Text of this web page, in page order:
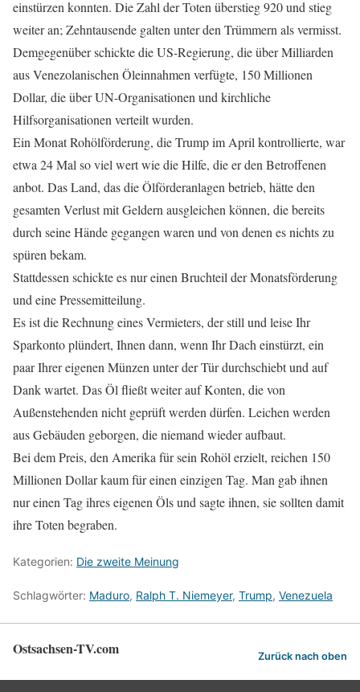
einstürzen konnten. Die Zahl der Toten überstieg 920 und stieg
weiter an; Zehntausende galten unter den Trümmern als vermisst.
Demgegenüber schickte die US-Regierung, die über Milliarden
aus Venezolanischen Öleinnahmen verfügte, 150 Millionen
Dollar, die über UN-Organisationen und kirchliche
Hilfsorganisationen verteilt wurden.
Ein Monat Rohölförderung, die Trump im April kontrollierte, war
etwa 24 Mal so viel wert wie die Hilfe, die er den Betroffenen
anbot. Das Land, das die Ölförderanlagen betrieb, hätte den
gesamten Verlust mit Geldern ausgleichen können, die bereits
durch seine Hände gegangen waren und von denen es nichts zu
spüren bekam.
Stattdessen schickte es nur einen Bruchteil der Monatsförderung
und eine Pressemitteilung.
Es ist die Rechnung eines Vermieters, der still und leise Ihr
Sparkonto plündert, Ihnen dann, wenn Ihr Dach einstürzt, ein
paar Ihrer eigenen Münzen unter der Tür durchschiebt und auf
Dank wartet. Das Öl fließt weiter auf Konten, die von
Außenstehenden nicht geprüft werden dürfen. Leichen werden
aus Gebäuden geborgen, die niemand wieder aufbaut.
Bei dem Preis, den Amerika für sein Rohöl erzielt, reichen 150
Millionen Dollar kaum für einen einzigen Tag. Man gab ihnen
nur einen Tag ihres eigenen Öls und sagte ihnen, sie sollten damit
ihre Toten begraben.
Kategorien: Die zweite Meinung
Schlagwörter: Maduro, Ralph T. Niemeyer, Trump, Venezuela
Ostsachsen-TV.com Zurück nach oben